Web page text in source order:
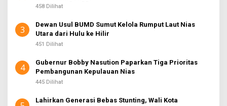
458 Dilihat
3
Dewan Usul BUMD Sumut Kelola Rumput Laut Nias
Utara dari Hulu ke Hilir
451 Dilihat
4
Gubernur Bobby Nasution Paparkan Tiga Prioritas
Pembangunan Kepulauan Nias
445 Dilihat
Lahirkan Generasi Bebas Stunting, Wali Kota